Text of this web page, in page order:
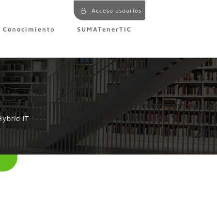
Acceso usuarios
Conocimiento SUMATenerTIC
IT